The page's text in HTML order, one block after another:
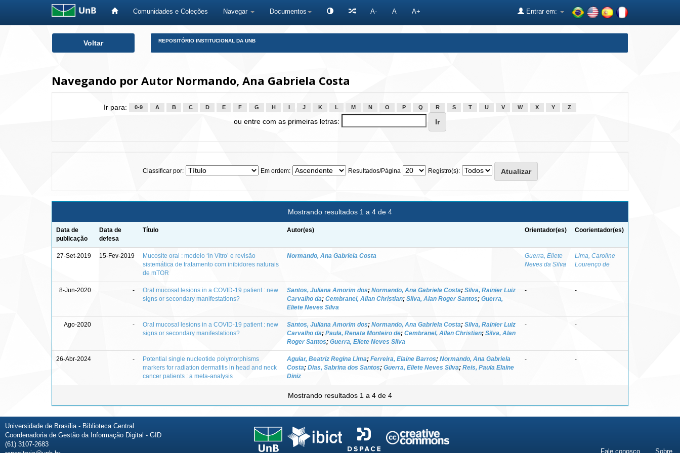
Comunidades e Coleções Navegar Documentos A- A A+ Entrar em:
Voltar REPOSITÓRIO INSTITUCIONAL DA UNB
Navegando por Autor Normando, Ana Gabriela Costa
Ir para: 0-9 A B C D E F G H J K L M N O P Q R S T U V W X Y Z
ou entre com as primeiras letras:
Classificar por: Em ordem: Resultados/Página Registro(s):
Mostrando resultados 1 a 4 de 4
Data de
publicação
Data de
defesa
Título Autor(es) Orientador(es) Coorientador(es)
27-Set-2019 15-Fev-2019
Mucosite oral : modelo ‘In Vitro’ e revisão
sistemática de tratamento com inibidores naturais
de mTOR
Normando, Ana Gabriela Costa
Guerra, Eliete
Neves da Silva
Lima, Caroline
Lourenço de
8-Jun-2020 -
Oral mucosal lesions in a COVID-19 patient : new
signs or secondary manifestations?
Santos, Juliana Amorim dos; Normando, Ana Gabriela Costa; Silva, Rainier Luiz
Carvalho da; Cembranel, Allan Christian; Silva, Alan Roger Santos; Guerra,
Eliete Neves Silva
- -
Ago-2020 -
Oral mucosal lesions in a COVID-19 patient : new
signs or secondary manifestations?
Santos, Juliana Amorim dos; Normando, Ana Gabriela Costa; Silva, Rainier Luiz
Carvalho da; Paula, Renata Monteiro de; Cembranel, Allan Christian; Silva, Alan
Roger Santos; Guerra, Eliete Neves Silva
- -
26-Abr-2024 -
Potential single nucleotide polymorphisms
markers for radiation dermatitis in head and neck
cancer patients : a meta-analysis
Aguiar, Beatriz Regina Lima; Ferreira, Elaine Barros; Normando, Ana Gabriela
Costa; Dias, Sabrina dos Santos; Guerra, Eliete Neves Silva; Reis, Paula Elaine
Diniz
- -
Mostrando resultados 1 a 4 de 4
Universidade de Brasília - Biblioteca Central
Coordenadoria de Gestão da Informação Digital - GID
(61) 3107-2683
Fale conosco Sobre